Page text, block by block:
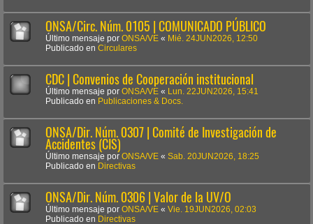
ONSA/Circ. Núm. 0105 | COMUNICADO PÚBLICO
Último mensaje por ONSA/VE « Mié. 24JUN2026, 12:50
Publicado en Circulares
CDC | Convenios de Cooperación institucional
Último mensaje por ONSA/VE «
Lun. 22JUN2026, 15:41
Publicado en Publicaciones & Docs.
ONSA/Dir. Núm. 0307 | Comité de Investigación de
Accidentes (CIS)
Último mensaje por ONSA/VE « Sab. 20JUN2026, 18:25
Publicado en Directivas
ONSA/Dir. Núm. 0306 | Valor de la UV/O
Último mensaje por ONSA/VE « Vie. 19JUN2026, 02:03
Publicado en Directivas